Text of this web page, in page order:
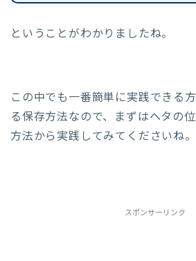
ということがわかりましたね。
この中でも一番簡単に実践できる
る保存方法なので、まずはヘタの
方法から実践してみてくださいね。
スポンサーリンク